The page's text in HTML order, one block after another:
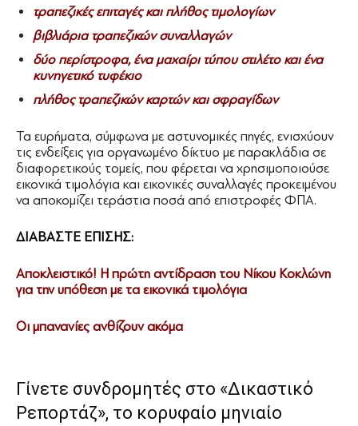
τραπεζικές επιταγές και πλήθος τιμολογίων
βιβλιάρια τραπεζικών συναλλαγών
δύο περίστροφα, ένα μαχαίρι τύπου στιλέτο και ένα
κυνηγετικό τυφέκιο
πλήθος τραπεζικών καρτών και σφραγίδων
Τα ευρήματα, σύμφωνα με αστυνομικές πηγές, ενισχύουν
τις ενδείξεις για οργανωμένο δίκτυο με παρακλάδια σε
διαφορετικούς τομείς, που φέρεται να χρησιμοποιούσε
εικονικά τιμολόγια και εικονικές συναλλαγές προκειμένου
να αποκομίζει τεράστια ποσά από επιστροφές ΦΠΑ.
ΔΙΑΒΑΣΤΕ ΕΠΙΣΗΣ:
Αποκλειστικό! Η πρώτη αντίδραση του Νίκου Κοκλώνη
για την υπόθεση με τα εικονικά τιμολόγια
Οι μπανανίες ανθίζουν ακόμα
Γίνετε συνδρομητές στο «Δικαστικό
Ρεπορτάζ», το κορυφαίο μηνιαίο